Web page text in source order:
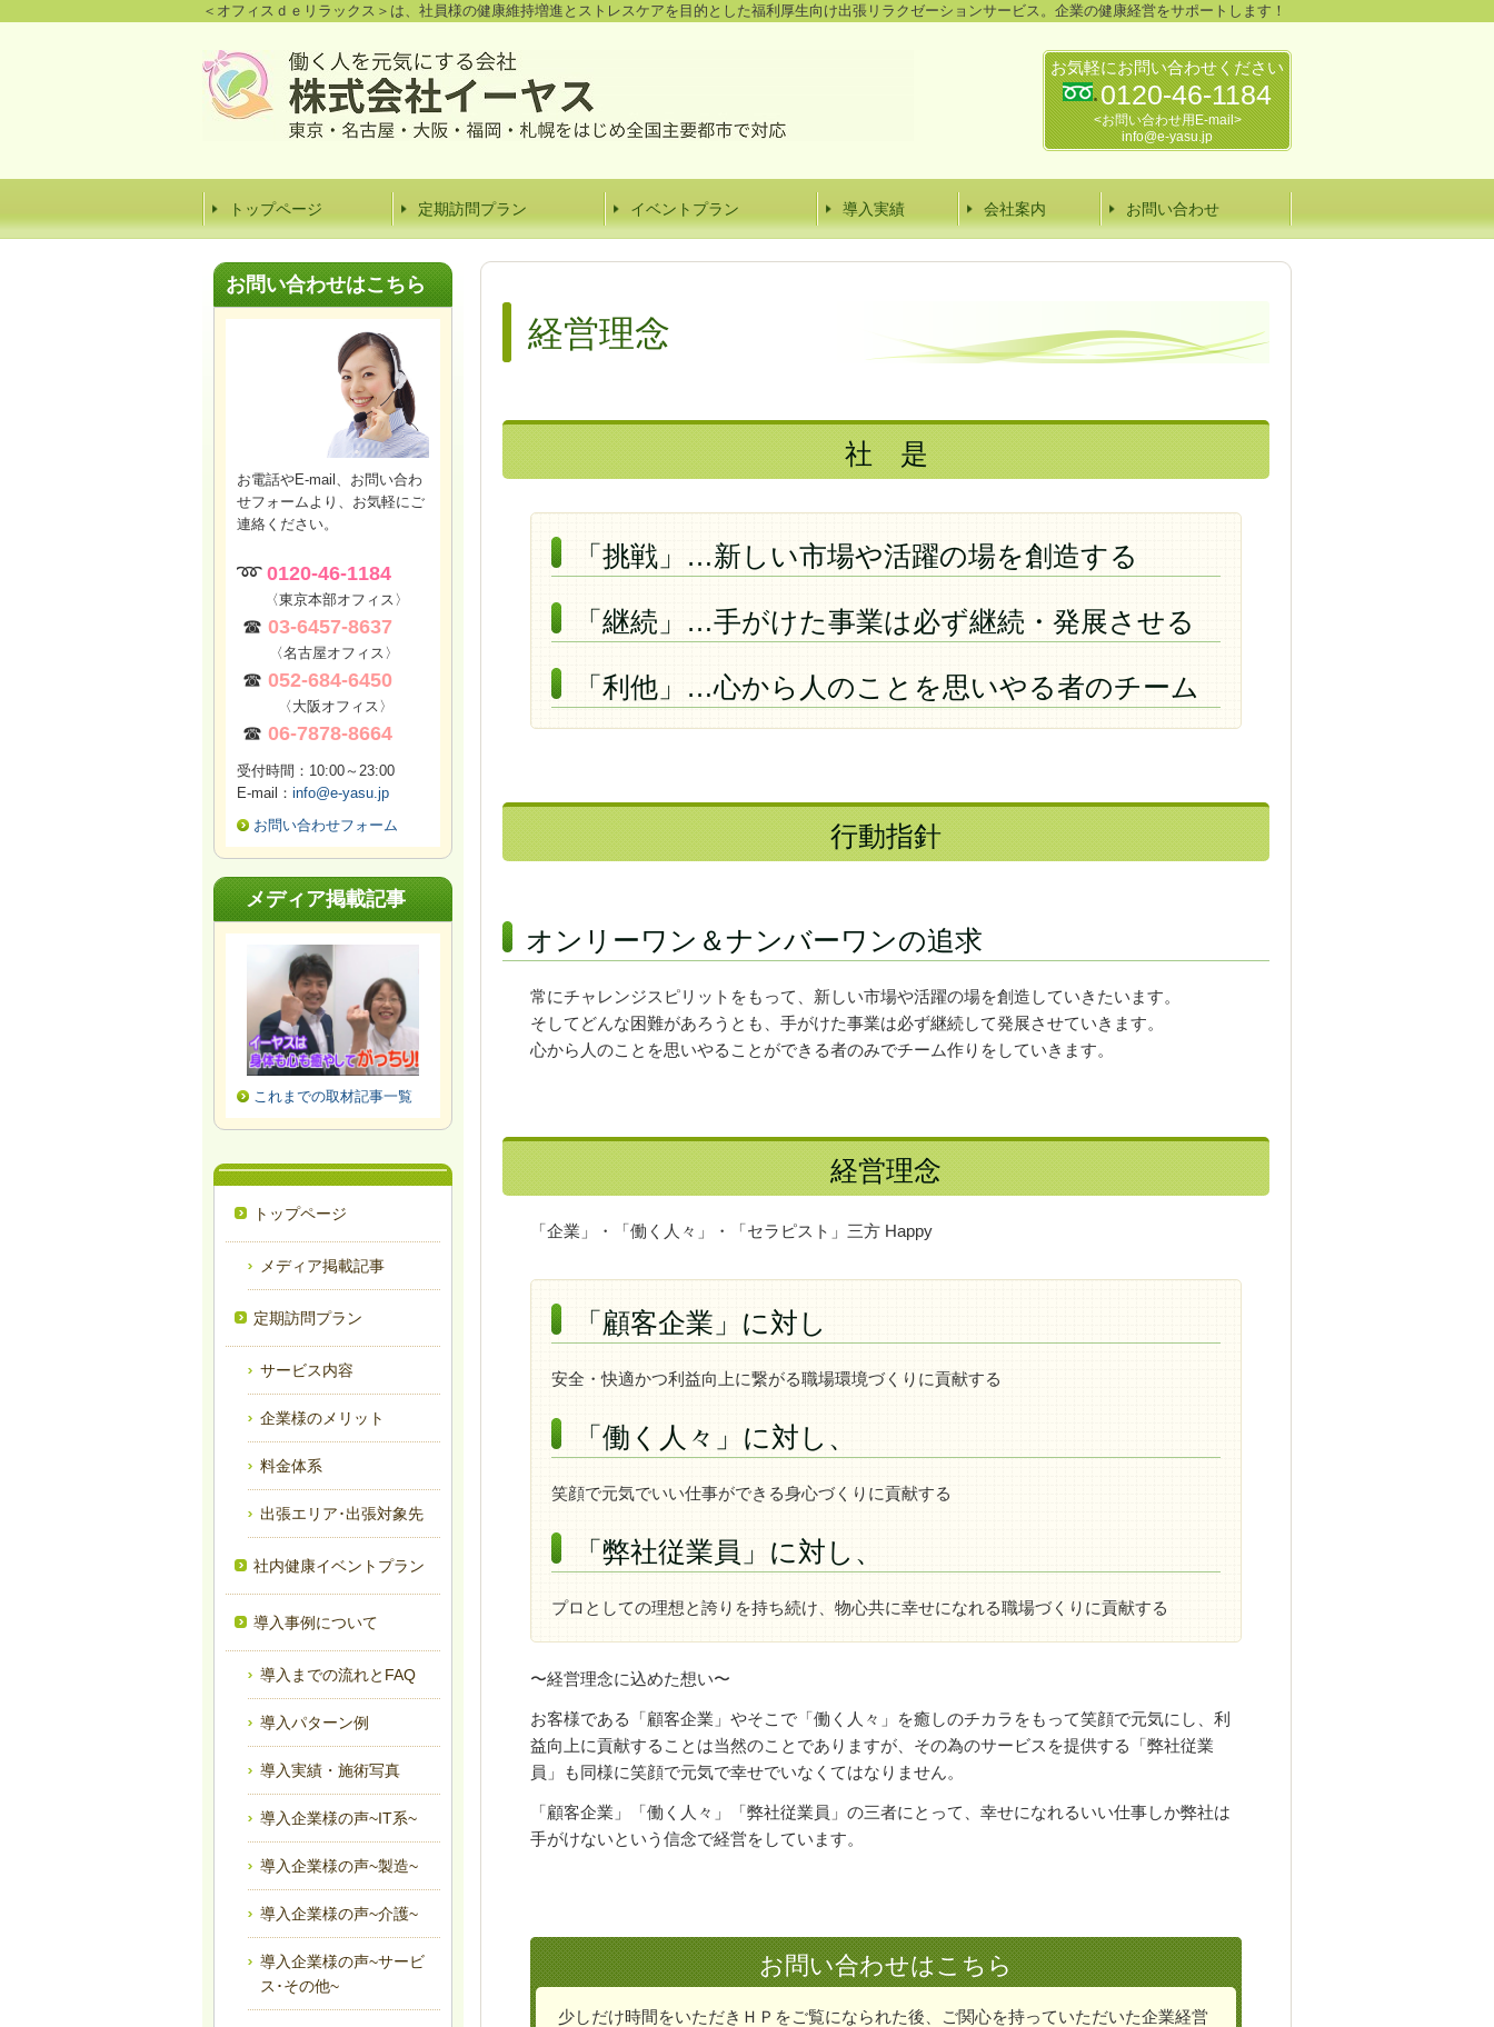
＜オフィスｄｅリラックス＞は、社員様の健康維持増進とストレスケアを目的とした福利厚生向け出張リラクゼーションサービス。企業の健康経営をサポートします！
お気軽にお問い合わせください
0120-46-1184
<お問い合わせ用E-mail>
info@e-yasu.jp
トップページ 定期訪問プラン イベントプラン 導入実績 会社案内 お問い合わせ
経営理念
社 是
「挑戦」…新しい市場や活躍の場を創造する
「継続」…手がけた事業は必ず継続・発展させる
「利他」…心から人のことを思いやる者のチーム
行動指針
オンリーワン＆ナンバーワンの追求
常にチャレンジスピリットをもって、新しい市場や活躍の場を創造していきたいます。
そしてどんな困難があろうとも、手がけた事業は必ず継続して発展させていきます。
心から人のことを思いやることができる者のみでチーム作りをしていきます。
経営理念
「企業」・「働く人々」・「セラピスト」三方 Happy
「顧客企業」に対し
安全・快適かつ利益向上に繋がる職場環境づくりに貢献する
「働く人々」に対し、
笑顔で元気でいい仕事ができる身心づくりに貢献する
「弊社従業員」に対し、
プロとしての理想と誇りを持ち続け、物心共に幸せになれる職場づくりに貢献する
〜経営理念に込めた想い〜
お客様である「顧客企業」やそこで「働く人々」を癒しのチカラをもって笑顔で元気にし、 利
益向上に貢献することは当然のことでありますが、 その為のサービスを提供する「弊社従業
員」も同様に笑顔で元気で幸せでいなくてはなりません。
「顧客企業」「働く人々」「弊社従業員」の三者にとって、 幸せになれるいい仕事しか弊社は
手がけないという信念で経営をしています。
お問い合わせはこちら
少しだけ時間をいただきＨＰをご覧になられた後、ご関心を持っていただいた企業経営
お問い合わせはこちら
お電話やE-mail、お問い合わ
せフォームより、お気軽にご
連絡ください。
➿ 0120-46-1184
〈東京本部オフィス〉
☎ 03-6457-8637
〈名古屋オフィス〉
☎ 052-684-6450
〈大阪オフィス〉
☎ 06-7878-8664
受付時間：10:00～23:00
E-mail： info@e-yasu.jp
お問い合わせフォーム
メディア掲載記事
これまでの取材記事一覧
トップページ
メディア掲載記事
定期訪問プラン
サービス内容
企業様のメリット
料金体系
出張エリア･出張対象先
社内健康イベントプラン
導入事例について
導入までの流れとFAQ
導入パターン例
導入実績・施術写真
導入企業様の声~IT系~
導入企業様の声~製造~
導入企業様の声~介護~
導入企業様の声~サービ
ス･その他~